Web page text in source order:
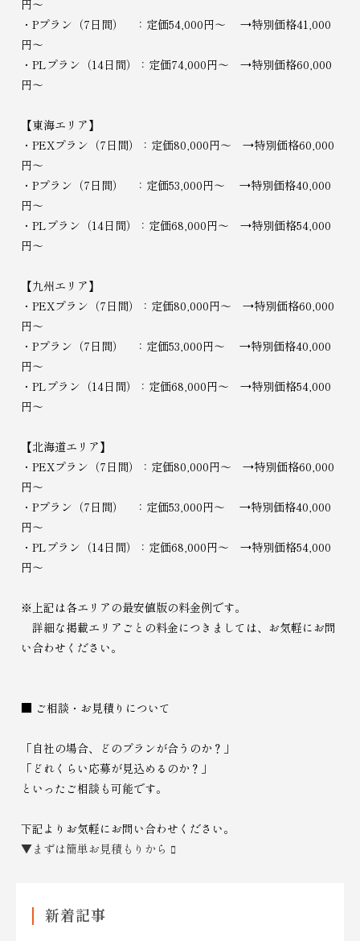
円～
・Pプラン（7日間） ：定価54,000円～ →特別価格41,000
円～
・PLプラン（14日間）：定価74,000円～ →特別価格60,000
円～
【東海エリア】
・PEXプラン（7日間）：定価80,000円～ →特別価格60,000
円～
・Pプラン（7日間） ：定価53,000円～ →特別価格40,000
円～
・PLプラン（14日間）：定価68,000円～ →特別価格54,000
円～
【九州エリア】
・PEXプラン（7日間）：定価80,000円～ →特別価格60,000
円～
・Pプラン（7日間） ：定価53,000円～ →特別価格40,000
円～
・PLプラン（14日間）：定価68,000円～ →特別価格54,000
円～
【北海道エリア】
・PEXプラン（7日間）：定価80,000円～ →特別価格60,000
円～
・Pプラン（7日間） ：定価53,000円～ →特別価格40,000
円～
・PLプラン（14日間）：定価68,000円～ →特別価格54,000
円～
※上記は各エリアの最安値版の料金例です。
詳細な掲載エリアごとの料金につきましては、お気軽にお問
い合わせください。
■ ご相談・お見積りについて
「自社の場合、どのプランが合うのか？」
「どれくらい応募が見込めるのか？」
といったご相談も可能です。
下記よりお気軽にお問い合わせください。
▼まずは簡単お見積もりから
新着記事